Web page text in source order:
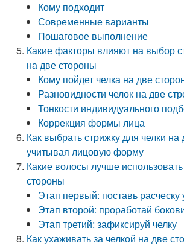
Кому подходит
Современные варианты
Пошаговое выполнение
Какие факторы влияют на выбор
на две стороны
Кому пойдет челка на две
Разновидности челок на две
Тонкости индивидуального
Коррекция формы лица
Как выбрать стрижку для челки
учитывая лицовую форму
Какие волосы лучше
стороны
Этап первый: поставь
Этап второй: проработай
Этап третий: зафиксируй челку
Как ухаживать за челкой на две